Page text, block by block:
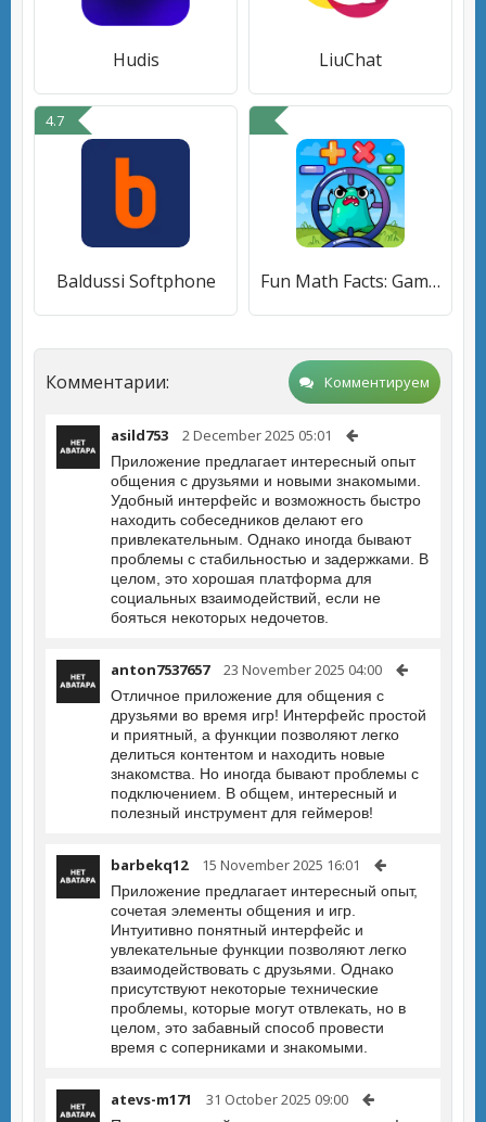
Hudis LiuChat
4.7
Baldussi Softphone Fun Math Facts: Games for Kids
Комментарии: Комментируем
asild753 2 December 2025 05:01
Приложение предлагает интересный опыт
общения с друзьями и новыми знакомыми.
Удобный интерфейс и возможность быстро
находить собеседников делают его
привлекательным. Однако иногда бывают
проблемы с стабильностью и задержками. В
целом, это хорошая платформа для
социальных взаимодействий, если не
бояться некоторых недочетов.
anton7537657 23 November 2025 04:00
Отличное приложение для общения с
друзьями во время игр! Интерфейс простой
и приятный, а функции позволяют легко
делиться контентом и находить новые
знакомства. Но иногда бывают проблемы с
подключением. В общем, интересный и
полезный инструмент для геймеров!
barbekq12 15 November 2025 16:01
Приложение предлагает интересный опыт,
сочетая элементы общения и игр.
Интуитивно понятный интерфейс и
увлекательные функции позволяют легко
взаимодействовать с друзьями. Однако
присутствуют некоторые технические
проблемы, которые могут отвлекать, но в
целом, это забавный способ провести
время с соперниками и знакомыми.
atevs-m171 31 October 2025 09:00